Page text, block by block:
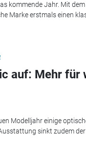
kommende Jahr. Mit
Marke erstmals einen
auf: Mehr für
Modelljahr einige
sinkt zudem der